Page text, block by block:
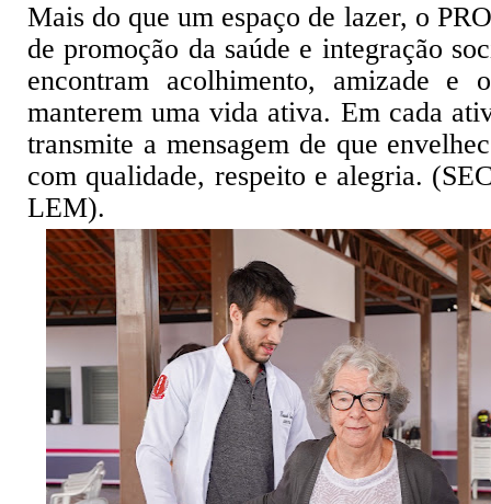
Mais do que um espaço de lazer, o
de promoção da saúde e integração
encontram acolhimento, amizade e
manterem uma vida ativa. Em cada
transmite a mensagem de que
com qualidade, respeito e alegria.
LEM).